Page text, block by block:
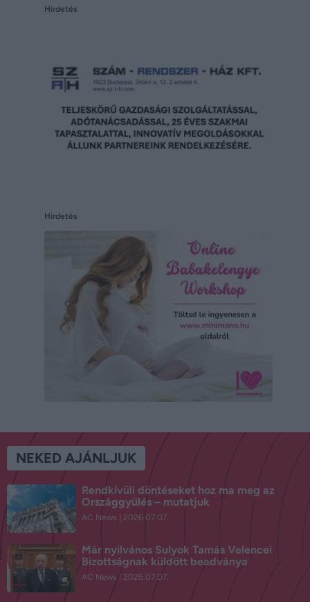
Hirdetés
Hirdetés
NEKED AJÁNLJUK
Rendkívüli döntéseket hoz ma meg az
Országgyűlés – mutatjuk
AC News 2026.07.07.
Már nyilvános Sulyok Tamás Velencei
Bizottságnak küldött beadványa
AC News 2026.07.07.